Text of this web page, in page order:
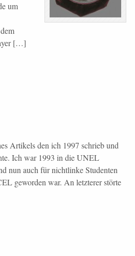
um
[…]
Artikels den ich 1997 schrieb und
Ich war 1993 in die UNEL
nun auch für nichtlinke Studenten
geworden war. An letzterer störte